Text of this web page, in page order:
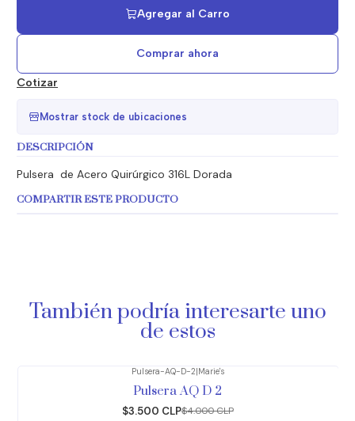
Agregar al Carro
Comprar ahora
Cotizar
Mostrar stock de ubicaciones
DESCRIPCIÓN
Pulsera de Acero Quirúrgico 316L Dorada
COMPARTIR ESTE PRODUCTO
También podría interesarte uno
de estos
Pulsera-AQ-D-2|Marie's
Pulsera AQ D 2
$3.500 CLP$4.000 CLP